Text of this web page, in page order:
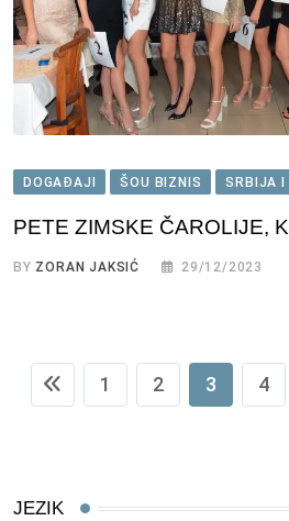
DOGAĐAJI ŠOU BIZNIS SRBIJA I
PETE ZIMSKE ČAROLIJE,
BY ZORAN JAKSIĆ 29/12/2023
1 2 3 4
JEZIK